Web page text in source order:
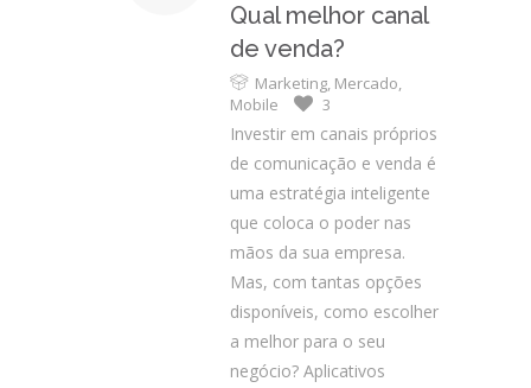
Qual melhor canal
de venda?
Marketing, Mercado,
Mobile
3
Investir em canais próprios
de comunicação e venda é
uma estratégia inteligente
que coloca o poder nas
mãos da sua empresa.
Mas, com tantas opções
disponíveis, como escolher
a melhor para o seu
negócio? Aplicativos